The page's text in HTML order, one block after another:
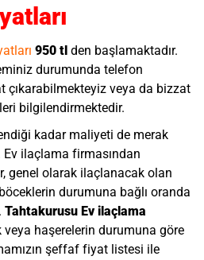
950 tl den başlamaktadır.
durumunda telefon
çıkarabilmekteyiz veya da bizzat
bilgilendirmektedir.
kadar maliyeti de merak
Ev ilaçlama firmasından
genel olarak ilaçlanacak olan
durumuna bağlı oranda
Tahtakurusu Ev ilaçlama
haşerelerin durumuna göre
şeffaf fiyat listesi ile